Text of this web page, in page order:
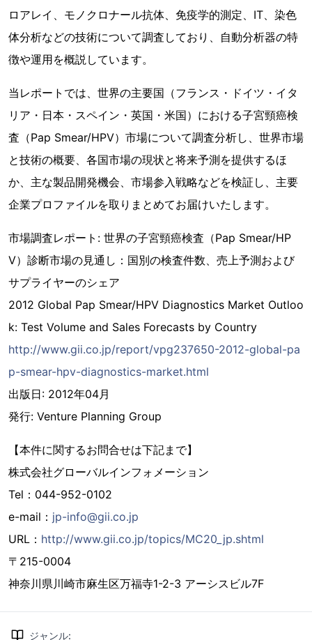
ロアレイ、モノクロナール抗体、免疫学的測定、IT、染色
体分析などの技術について調査しており、自動分析器の特
徴や運用を概説しています。
当レポートでは、世界の主要国（フランス・ドイツ・イタ
リア・日本・スペイン・英国・米国）における子宮頸癌検
査（Pap Smear/HPV）市場について調査分析し、世界市場
と技術の概要、各国市場の現状と将来予測を提供するほ
か、主な製品開発機会、市場参入戦略などを検証し、主要
企業プロファイルを取りまとめてお届けいたします。
市場調査レポート: 世界の子宮頸癌検査（Pap Smear/HP
V）診断市場の見通し：国別の検査件数、売上予測および
サプライヤーのシェア
2012 Global Pap Smear/HPV Diagnostics Market Outloo
k: Test Volume and Sales Forecasts by Country
http://www.gii.co.jp/report/vpg237650-2012-global-pa
p-smear-hpv-diagnostics-market.html
出版日: 2012年04月
発行: Venture Planning Group
【本件に関するお問合せは下記まで】
株式会社グローバルインフォメーション
Tel：044-952-0102
e-mail： jp-info@gii.co.jp
URL： http://www.gii.co.jp/topics/MC20_jp.shtml
〒215-0004
神奈川県川崎市麻生区万福寺1-2-3 アーシスビル7F
ジャンル: